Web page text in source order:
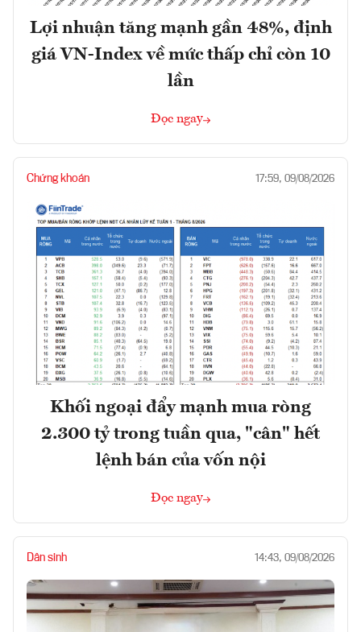
Lợi nhuận tăng mạnh gần 48%, định
giá VN-Index về mức thấp chỉ còn 10
lần
Đọc ngay
Chứng khoán 17:59, 09/08/2026
Khối ngoại đẩy mạnh mua ròng
2.300 tỷ trong tuần qua, "cân" hết
lệnh bán của vốn nội
Đọc ngay
Dân sinh 14:43, 09/08/2026